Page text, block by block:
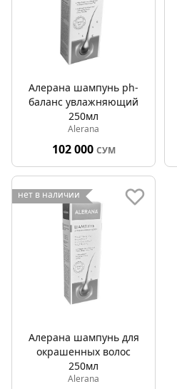
Алерана шампунь ph-
баланс увлажняющий
250мл
Alerana
102 000 СУМ
нет в наличии
Алерана шампунь для
окрашенных волос
250мл
Alerana